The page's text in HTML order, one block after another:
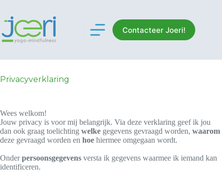
content
Contacteer Joeri!
Privacyverklaring
Wees welkom!
Jouw privacy is voor mij belangrijk. Via deze verklaring geef ik jou
dan ook graag toelichting welke gegevens gevraagd worden, waarom
deze gevraagd worden en hoe hiermee omgegaan wordt.
Onderpersoonsgegevens versta ik gegevens waarmee ik iemand kan
identificeren.